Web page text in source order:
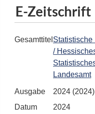
E-Zeitschrift
Gesamttitel Statistische
/
Landesamt
Ausgabe
2024
Datum
2024